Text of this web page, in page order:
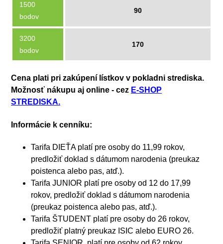
1500
bodov
90
3200
bodov
170
Cena plati pri zakúpení lístkov v pokladni strediska.
Možnosť nákupu aj online - cez E-SHOP
STREDISKA.
Informácie k cenníku:
Tarifa DIEŤA platí pre osoby do 11,99 rokov,
predložiť doklad s dátumom narodenia (preukaz
poistenca alebo pas, atď.).
Tarifa JUNIOR platí pre osoby od 12 do 17,99
rokov, predložiť doklad s dátumom narodenia
(preukaz poistenca alebo pas, atď.).
Tarifa ŠTUDENT platí pre osoby do 26 rokov,
predložiť platný preukaz ISIC alebo EURO 26.